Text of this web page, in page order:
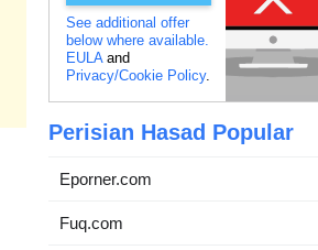
See additional offer
below where available.
EULAand
Privacy/Cookie Policy.
Perisian Hasad Popular
Eporner.com
Fuq.com